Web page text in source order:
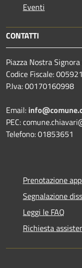
Eventi
CONTATTI
Piazza Nostra
Codice Fiscale:
P.Iva: 00170160998
Email:
PEC:
Telefono: 01853651
Prenotazione
Segnalazione
Leggi le FAQ
Richiesta